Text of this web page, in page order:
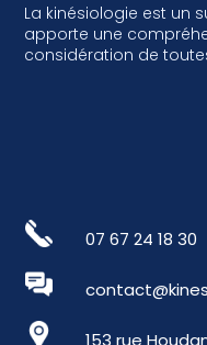
La kinésiologie est un
apporte une
considération de
07 67 24 18 30
153 rue